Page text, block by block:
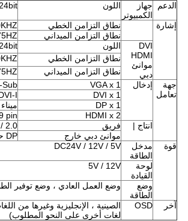
الدعم
جهاز
الكمبيوتر
اللون
إشارة نطاق التزامن الخطي
نطاق التزامن الميداني
DVI
HDMI
موانئ
دبي
اللون
نطاق التزامن الخطي
نطاق التزامن الميداني
جهة
تعامل
إدخال VGA x 1
Sub
DVI x 1
I
DP x 1
HDMI x 2
pin
انتاج |
فريق
2.0
موانئ دبي خارج
DP حلقة خارج
قوة
مدخل
الطاقة
DC24V / 12V / 5V
لوحة
القيادة
5V / 12V
وضع
الطاقة
وضع العمل العادي ، وضع توفير
آخر OSD
الصينية ، الإنجليزية وغيرها من
لغات أخرى على النحو المطلوب)